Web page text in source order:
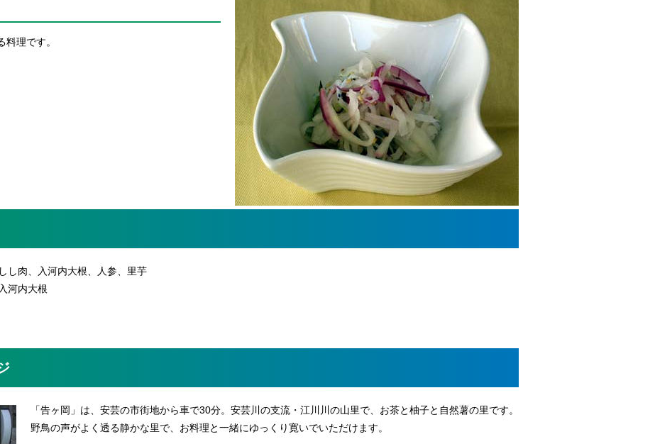
理です。
し肉、入河内大根、人参、里芋
河内大根
「告ヶ岡」は、安芸の市街地から車で30分。安芸川の支流・江川川の山里で、お茶と柚子と自然薯の里です。
野鳥の声がよく透る静かな里で、お料理と一緒にゆっくり寛いでいただけます。